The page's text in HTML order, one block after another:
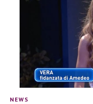
NEWS